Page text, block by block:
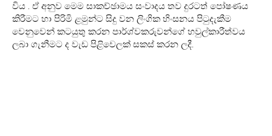
විය . ඒ අනුව මෙම සාකච්ඡාමය සංවාදය තව දුරටත් පෝෂණය
කිරීමට හා පිරිමි ළමුන්ට සිදු වන ලිංගික හිංසනය පිටුදැකීම
වෙනුවෙන් කටයුතු කරන පාර්ශ්වකරුවන්ගේ හවුල්කාරීත්වය
ලබා ගැනීමට ද වැඩ පිළිවෙලක් සකස් කරන ලදී.